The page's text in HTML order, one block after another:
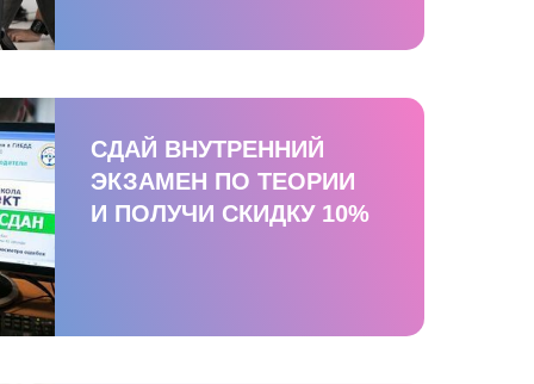
СДАЙ ВНУТРЕННИЙ
ЭКЗАМЕН ПО ТЕОРИИ
И ПОЛУЧИ СКИДКУ 10%